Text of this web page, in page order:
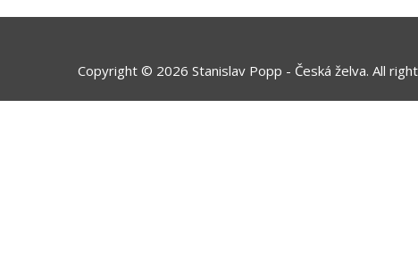
Copyright © 2026 Stanislav Popp - Česká želva. All